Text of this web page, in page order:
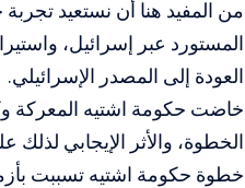
من المفيد هنا أن نستعيد
المستورد عبر إسرائيل،
العودة إلى المصدر الإسرائيلي.
خاضت حكومة اشتيه المعركة
الخطوة، والأثر الإيجابي لذلك
خطوة حكومة اشتيه تسببت